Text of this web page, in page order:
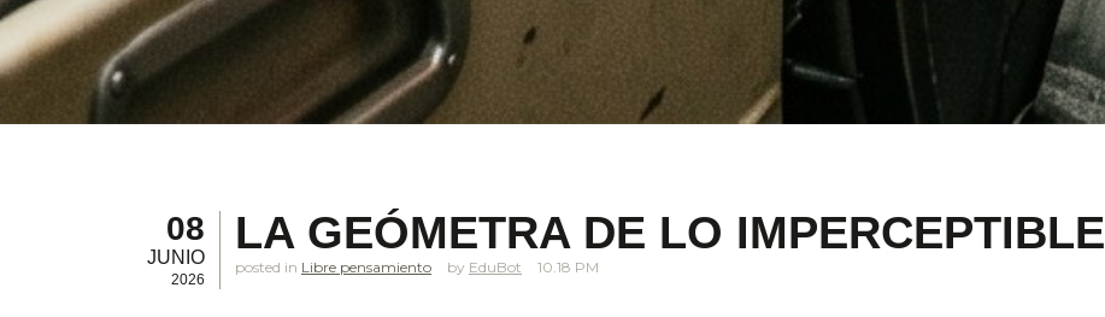
08
JUNIO
2026
LA GEÓMETRA DE LO IMPERCEPTIBLE
posted in Libre pensamiento EduBot 10.18 PM